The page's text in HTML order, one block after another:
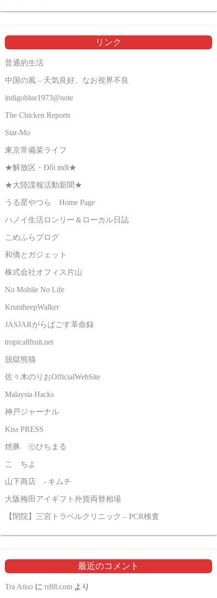
リンク
普通的生活
中国の風 – 天気良好、なお視界不良
indigoblue1973@note
The Chicken Reports
Star-Mo
東京常備菜ライフ
★解放区・Đổi mới★
★大陸諜報活動新聞★
うる星やつら Home Page
ハノイ生活ロンリー＆ローカル日誌
こめふらブログ
和僑とガジェット
株式会社オフィス片山
No Mobile No Life
KruntheepWalker
JASJARがらぱごす革命録
tropicallfruit.net
脱獄熊猫
佐々木のりおOfficialWebSite
Malaysia Hacks
神戸ジャーナル
Kiss PRESS
焼豚 ㊆ひちまる
こゝちよ
山下商店 - キムチ
大阪梅田アイギフト外貨両替相場
【閉院】三宮トラベルクリニック – PCR検査
最近のコメント
Tra Atiso に rr88.com より